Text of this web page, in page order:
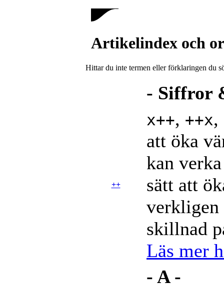
Artikelindex och
Hittar du inte termen eller förklaringen du
- Siffror
++
x++, ++x,
att öka
kan
sätt att
verkligen
skillnad
Läs mer
- A -